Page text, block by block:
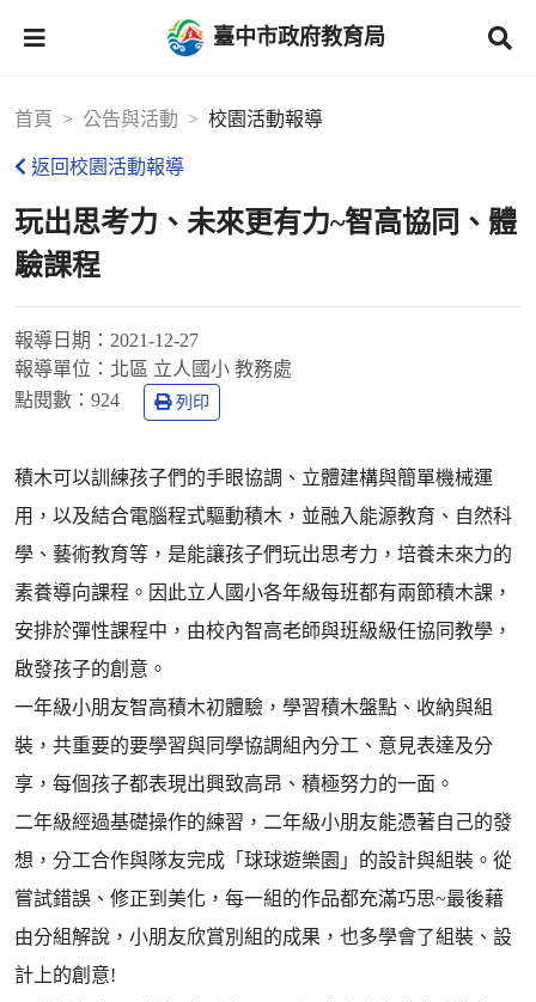
臺中市政府教育局
首頁 公告與活動 校園活動報導
返回校園活動報導
玩出思考力、未來更有力~智高協同、體
驗課程
報導日期： 2021-12-27
報導單位： 北區 立人國小 教務處
點閱數： 924 列印
積木可以訓練孩子們的手眼協調、立體建構與簡單機械運
用，以及結合電腦程式驅動積木，並融入能源教育、自然科
學、藝術教育等，是能讓孩子們玩出思考力，培養未來力的
素養導向課程。因此立人國小各年級每班都有兩節積木課，
安排於彈性課程中，由校內智高老師與班級級任協同教學，
啟發孩子的創意。
一年級小朋友智高積木初體驗，學習積木盤點、收納與組
裝，共重要的要學習與同學協調組內分工、意見表達及分
享，每個孩子都表現出興致高昂、積極努力的一面。
二年級經過基礎操作的練習，二年級小朋友能憑著自己的發
想，分工合作與隊友完成「球球遊樂園」的設計與組裝。從
嘗試錯誤、修正到美化，每一組的作品都充滿巧思~最後藉
由分組解說，小朋友欣賞別組的成果，也多學會了組裝、設
計上的創意!